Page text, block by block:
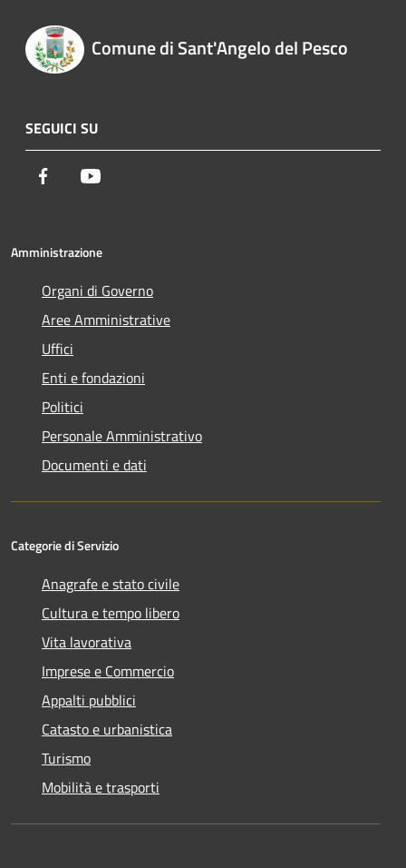
Comune di Sant'Angelo del Pesco
SEGUICI SU
Facebook
Amministrazione
Organi di Governo
Aree Amministrative
Uffici
Enti e fondazioni
Politici
Personale Amministrativo
Documenti e dati
Categorie di Servizio
Anagrafe e stato civile
Cultura e tempo libero
Vita lavorativa
Imprese e Commercio
Appalti pubblici
Catasto e urbanistica
Turismo
Mobilità e trasporti